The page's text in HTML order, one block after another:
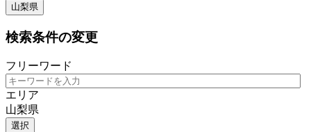
山梨県
検索条件の変更
フリーワード
エリア
山梨県
選択